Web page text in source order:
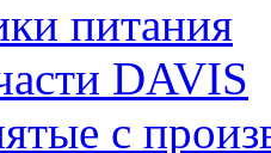
питания
DAVIS
с